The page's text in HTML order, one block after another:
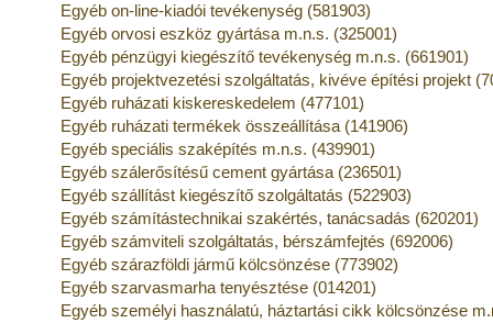
Egyéb on-line-kiadói tevékenység (581903)
Egyéb orvosi eszköz gyártása m.n.s. (325001)
Egyéb pénzügyi kiegészítő tevékenység m.n.s. (661901)
Egyéb projektvezetési szolgáltatás, kivéve építési projekt
Egyéb ruházati kiskereskedelem (477101)
Egyéb ruházati termékek összeállítása (141906)
Egyéb speciális szaképítés m.n.s. (439901)
Egyéb szálerősítésű cement gyártása (236501)
Egyéb szállítást kiegészítő szolgáltatás (522903)
Egyéb számítástechnikai szakértés, tanácsadás (620201)
Egyéb számviteli szolgáltatás, bérszámfejtés (692006)
Egyéb szárazföldi jármű kölcsönzése (773902)
Egyéb szarvasmarha tenyésztése (014201)
Egyéb személyi használatú, háztartási cikk kölcsönzése